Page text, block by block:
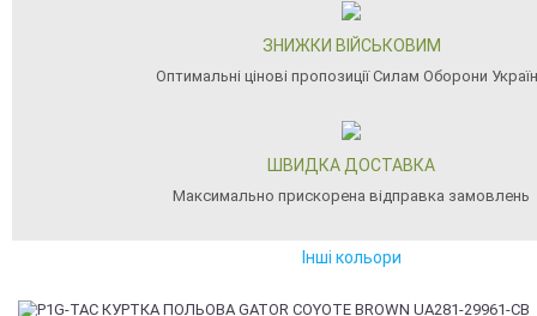
ЗНИЖКИ ВІЙСЬКОВИМ
Оптимальні цінові пропозиції Силам Оборони
ШВИДКА ДОСТАВКА
Максимально прискорена відправка замовлень
Інші кольори